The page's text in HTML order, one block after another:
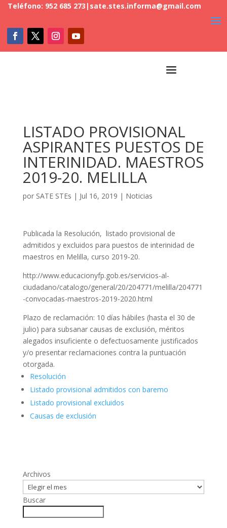
Teléfono: 952 685 273 | sate.stes.informa@gmail.com
a
LISTADO PROVISIONAL
ASPIRANTES PUESTOS DE
INTERINIDAD. MAESTROS
2019-20. MELILLA
por SATE STEs | Jul 16, 2019 | Noticias
Publicada la Resolución, listado provisional de
admitidos y excluidos para puestos de interinidad de
maestros en Melilla, curso 2019-20.
http://www.educacionyfp.gob.es/servicios-al-
ciudadano/catalogo/general/20/204771/melilla/204771
-convocadas-maestros-2019-2020.html
Plazo de reclamación: 10 días hábiles (hasta el 30 de
julio) para subsanar causas de exclusión, méritos
alegados insuficiente o defectuosamente justificados
y/o presentar reclamaciones contra la puntuación
otorgada.
Resolución
Listado provisional admitidos con baremo
Listado provisional excluidos
Causas de exclusión
Archivos
Buscar